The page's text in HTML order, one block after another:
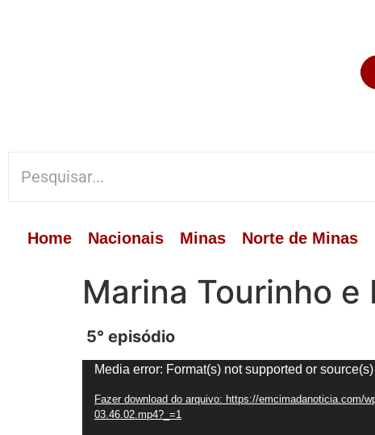
Home Nacionais Minas Norte de Minas
Marina Tourinho e
5° episódio
Tocador
de
vídeo
Media error: Format(s) not supported or
Fazer download do arquivo: https://emcimadanoticia.com/
03.46.02.mp4?_=1